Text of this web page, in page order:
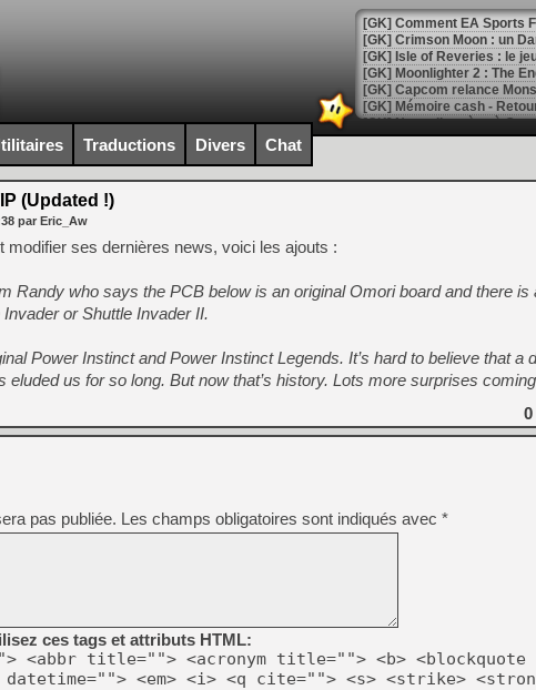
[GK] Comment EA Sports
[GK] Crimson Moon : un
[GK] Isle of Reveries : le
[GK] Moonlighter 2 : The
[GK] Capcom relance
[Mo5] Deux inédits du
[GK] Le beat'em up The
[GK] Endless Legend 2 :
[LS] [PS5] Le WebKit
[GK] Oubliez Crazy Taxi,
[LS] [Switch] NSZ 5.0.0
[GK] No More Room in
[GK] Un chatbot Atelier
[GK] Mémoire cash -
[GK] Nvidia : le prix des
[GK] Suikoden Star Leap :
[Mo5] La mini borne
[GK] Le studio de FIFA
[GK] La PlayStation 1 en
[GK] Dawn of War 4 : les
[GK] CloverPit : l'héritier
[GK] Stellar Blade : Blood
Traductions Divers Chat
(Updated !)
par Eric_Aw
modifier ses dernières news, voici les ajouts :
Randy who says the PCB below is an original Omori board and there is
or Shuttle Invader II.
Power Instinct and Power Instinct Legends. It’s hard to believe that a
eluded us for so long. But now that’s history. Lots more surprises
0
pas publiée. Les champs obligatoires sont indiqués avec *
ces tags et attributs HTML:
<abbr title=""> <acronym title=""> <b> <blockquote
<em> <i> <q cite=""> <s> <strike>